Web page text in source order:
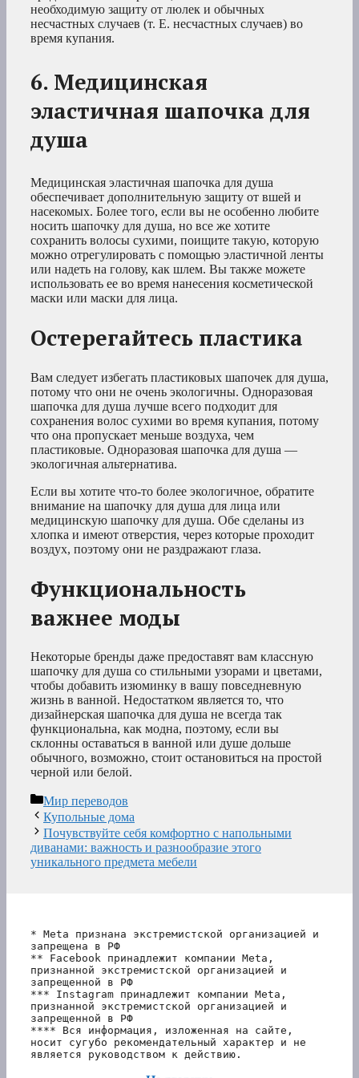
необходимую защиту от люлек и обычных
несчастных случаев (т. Е. несчастных случаев) во
время купания.
6. Медицинская
эластичная шапочка для
душа
Медицинская эластичная шапочка для душа
обеспечивает дополнительную защиту от вшей и
насекомых. Более того, если вы не особенно любите
носить шапочку для душа, но все же хотите
сохранить волосы сухими, поищите такую, которую
можно отрегулировать с помощью эластичной ленты
или надеть на голову, как шлем. Вы также можете
использовать ее во время нанесения косметической
маски или маски для лица.
Остерегайтесь пластика
Вам следует избегать пластиковых шапочек для душа,
потому что они не очень экологичны. Одноразовая
шапочка для душа лучше всего подходит для
сохранения волос сухими во время купания, потому
что она пропускает меньше воздуха, чем
пластиковые. Одноразовая шапочка для душа —
экологичная альтернатива.
Если вы хотите что-то более экологичное, обратите
внимание на шапочку для душа для лица или
медицинскую шапочку для душа. Обе сделаны из
хлопка и имеют отверстия, через которые проходит
воздух, поэтому они не раздражают глаза.
Функциональность
важнее моды
Некоторые бренды даже предоставят вам классную
шапочку для душа со стильными узорами и цветами,
чтобы добавить изюминку в вашу повседневную
жизнь в ванной. Недостатком является то, что
дизайнерская шапочка для душа не всегда так
функциональна, как модна, поэтому, если вы
склонны оставаться в ванной или душе дольше
обычного, возможно, стоит остановиться на простой
черной или белой.
Рубрики
Мир переводов
Купольные дома
Почувствуйте себя комфортно с напольными
диванами: важность и разнообразие этого
уникального предмета мебели
* Meta признана экстремистской организацией и
запрещена в РФ
** Facebook принадлежит компании Meta,
признанной экстремистской организацией и
запрещенной в РФ
*** Instagram принадлежит компании Meta,
признанной экстремистской организацией и
запрещенной в РФ
**** Вся информация, изложенная на сайте,
носит сугубо рекомендательный характер и не
является руководством к действию.